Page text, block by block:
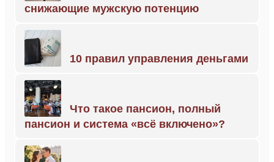
снижающие мужскую потенцию
10 правил управления деньгами
Что такое пансион, полный
пансион и система «всё включено»?